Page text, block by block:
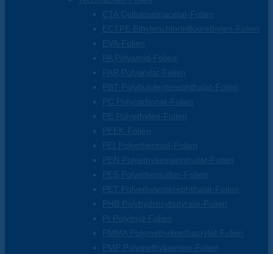
CTA Cellulosetriacetat-Folien
ECTFE Ethylenchlortrifluorethylen-Folien
EVA-Folien
PA Polyamid-Folien
PAR Polyarylat-Folien
PBT Polybutylenterephthalat-Folien
PC Polycarbonat-Folien
PE Polyethylen-Folien
PEEK-Folien
PEI Polyetherimid-Folien
PEN Polyethylennaphthalat-Folien
PES Polyethersulfon-Folien
PET Polyethylenterephthalat-Folien
PHB Polyhydroxybutyrate-Folien
PI Polyimid-Folien
PMMA Polymethylmethacrylat-Folien
PMP Polymethylpenten-Folien